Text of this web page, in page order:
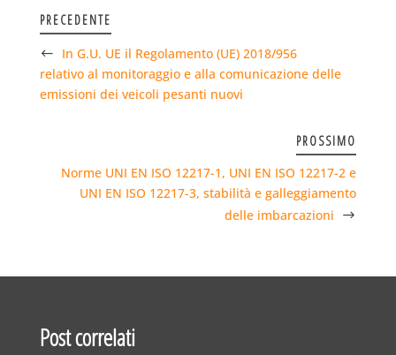
PRECEDENTE
In G.U. UE il Regolamento (UE) 2018/956
relativo al monitoraggio e alla comunicazione delle
emissioni dei veicoli pesanti nuovi
PROSSIMO
Norme UNI EN ISO 12217-1, UNI EN ISO 12217-2 e
UNI EN ISO 12217-3, stabilità e galleggiamento
delle imbarcazioni
Post correlati